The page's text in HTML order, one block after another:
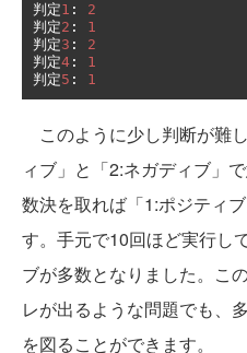
判定1 :
2
判定2 :
1
判定3 :
2
判定4 :
1
判定5 : 1
このように少し判断が難
ィブ」と「2:ネガディブ」
数決を取れば「1:ポジティ
す。手元で10回ほど実行し
ブが多数となりました。こ
レが出るような問題でも、
を図ることができます。